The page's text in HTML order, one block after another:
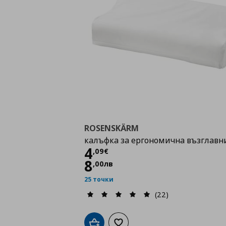
ROSENSKÄRM
калъфка за ергономична
4,09€
Цена
8,00лв
25 точки
(22)